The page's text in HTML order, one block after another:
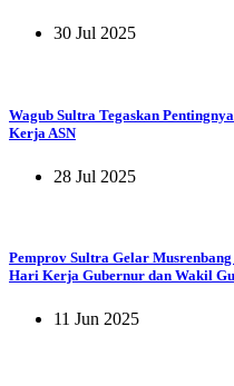
30 Jul 2025
Wagub Sultra Tegaskan
Kerja ASN
28 Jul 2025
Pemprov Sultra Gelar Musrenbang
Hari Kerja Gubernur dan Wakil
11 Jun 2025